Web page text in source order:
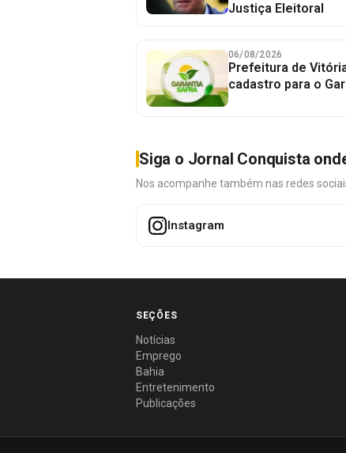
Justiça Eleitoral
06/08/2026
Prefeitura de
cadastro para o
Siga o Jornal Conquista
Nos acompanhe também nas redes
Instagram
SEÇÕES
Notícias
Emprego
Bahia
Entretenimento
Publicações